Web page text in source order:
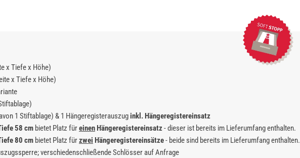
x Tiefe x Höhe)
x Tiefe x Höhe)
1 Stiftablage) & 1 Hängeregisterauszuginkl. Hängeregistereinsatz
58 cm bietet Platz füreinenHängeregistereinsatz- dieser ist bereits im Lieferumfang enthalten.
80 cm bietet Platz fürzwei Hängeregistereinsätze- beide sind bereits im Lieferumfang enthalten.
verschiedenschließende Schlösser auf Anfrage